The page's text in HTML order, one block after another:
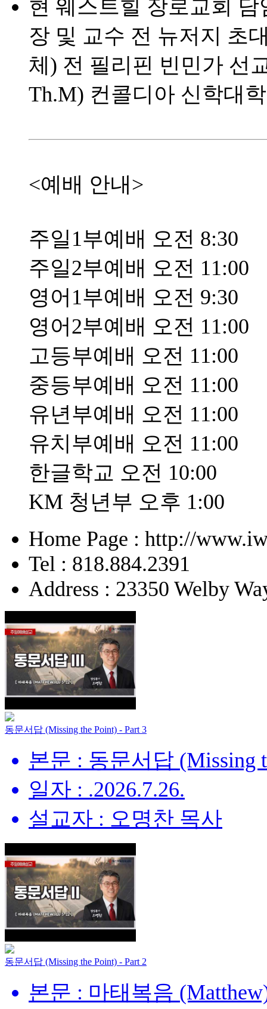
현 웨스트힐 장로교회
장 및 교수 전 뉴저지 초
체) 전 필리핀 빈민가 선
Th.M) 컨콜디아 신학대
<예배 안내>
주일1부예배 오전 8:30
주일2부예배 오전 11:00
영어1부예배 오전 9:30
영어2부예배 오전 11:00
고등부예배 오전 11:00
중등부예배 오전 11:00
유년부예배 오전 11:00
유치부예배 오전 11:00
한글학교 오전 10:00
KM 청년부 오후 1:00
Home Page : http://
Tel : 818.884.2391
Address : 23350 Welby
동문서답 (Missing the Point) - Part 3
본문 : 동문서답 (Missing
일자 : .2026.7.26.
설교자 : 오명찬 목사
동문서답 (Missing the Point) - Part 2
본문 : 마태복음